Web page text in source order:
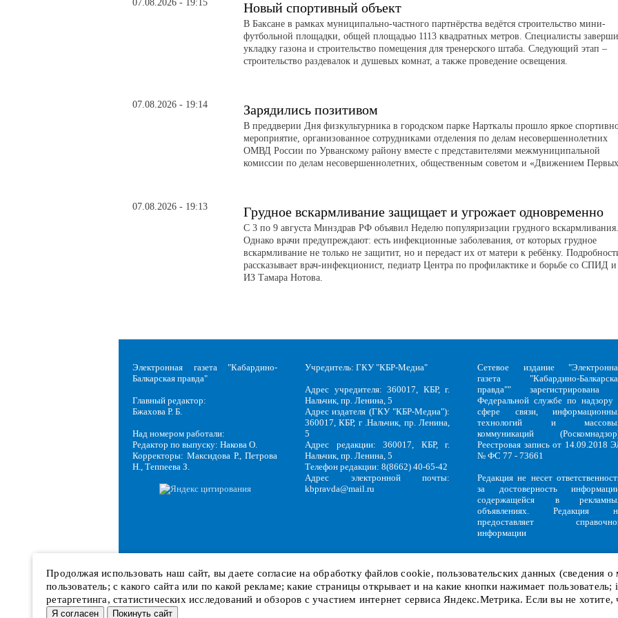
07.08.2026 - 19:15 Новый спортивный объект
В Баксане в рамках муниципально-частного партнёрства ведётся строительство мини-
футбольной площадки, общей площадью 1113 квадратных метров. Специалисты
укладку газона и строительство помещения для тренерского штаба. Следующий этап –
строительство раздевалок и душевых комнат, а также проведение освещения.
07.08.2026 - 19:14 Зарядились позитивом
В преддверии Дня физкультурника в городском парке Нарткалы прошло яркое
мероприятие, организованное сотрудниками отделения по делам несовершеннолетних
ОМВД России по Урванскому району вместе с представителями межмуниципальной
комиссии по делам несовершеннолетних, общественным советом и «Движением
07.08.2026 - 19:13 Грудное вскармливание защищает и угрожает одновременно
С 3 по 9 августа Минздрав РФ объявил Неделю популяризации грудного вскармливания.
Однако врачи предупреждают: есть инфекционные заболевания, от которых грудное
вскармливание не только не защитит, но и передаст их от матери к ребёнку.
рассказывает врач-инфекционист, педиатр Центра по профилактике и борьбе со СПИД и
ИЗ Тамара Нотова.
Электронная газета "Кабардино-
Балкарская правда"
Главный редактор:
Бжахова Р. Б.
Над номером работали:
Редактор по выпуску: Накова О.
Корректоры: Максидова Р., Петрова
Н., Теппеева З.
Учредитель: ГКУ "КБР-Медиа"
Адрес учредителя: 360017, КБР, г.
Нальчик, пр. Ленина, 5
Адрес издателя (ГКУ "КБР-Медиа"):
360017, КБР, г .Нальчик, пр. Ленина,
5
Адрес редакции: 360017, КБР, г.
Нальчик, пр. Ленина, 5
Телефон редакции: 8(8662) 40-65-42
Адрес электронной почты:
kbpravda@mail.ru
Сетевое издание
газета "Кабардино-
правда"" зарегистрирована
Федеральной службе по надзору
сфере связи,
технологий и
коммуникаций
Реестровая запись от 14.09.2018
№ ФС 77 - 73661
Редакция не несет
за достоверность
содержащейся в
объявлениях. Редакция
предоставляет
информации
Политика обработки персональных данныхиПолитика конфиденциальности
KBPCopyright © 2018-2026.
Продолжая использовать наш сайт, вы даете согласие на обработку файловcookie, пользовательских данных (сведения
пользователь; с какого сайта или по какой рекламе; какие страницы открывает и на какие кнопки нажимает
ретаргетинга, статистических исследований и обзоров с участием интернет сервиса Яндекс.Метрика. Если вы не
Я согласен Покинуть сайт